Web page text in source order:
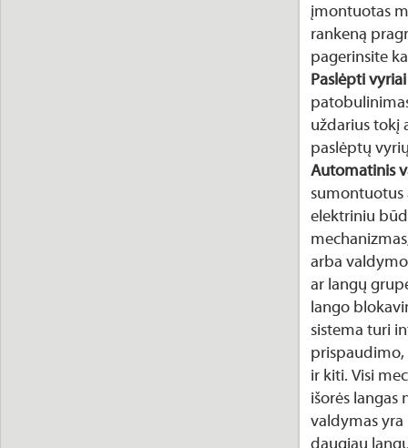
įmontuotas
rankeną
pagerinsite
Paslėpti vyriai
uždarius tokį
paslėptų
Automatinis
sumontuotus
elektriniu
arba
ar langų
lango
sistema turi
prispaudimo,
ir kiti. Visi
išorės
valdymas